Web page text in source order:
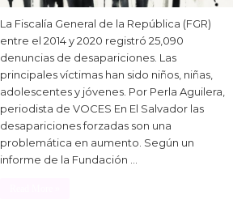
La Fiscalía General de la República (FGR)
entre el 2014 y 2020 registró 25,090
denuncias de desapariciones. Las
principales víctimas han sido niños, niñas,
adolescentes y jóvenes. Por Perla Aguilera,
periodista de VOCES En El Salvador las
desapariciones forzadas son una
problemática en aumento. Según un
informe de la Fundación …